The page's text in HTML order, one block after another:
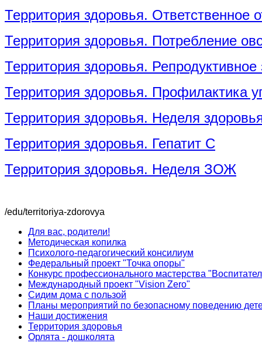
Территория здоровья. Ответственное
Территория здоровья. Потребление
Территория здоровья. Репродуктивное
Территория здоровья. Профилактика
Территория здоровья. Неделя
Территория здоровья. Гепатит С
Территория здоровья. Неделя ЗОЖ
/edu/territoriya-zdorovya
Для вас, родители!
Методическая копилка
Психолого-педагогический консилиум
Федеральный проект "Точка опоры"
Конкурс профессионального мастерства
Международный проект "Vision Zero"
Сидим дома с пользой
Планы мероприятий по безопасному поведению
Наши достижения
Территория здоровья
Орлята - дошколята